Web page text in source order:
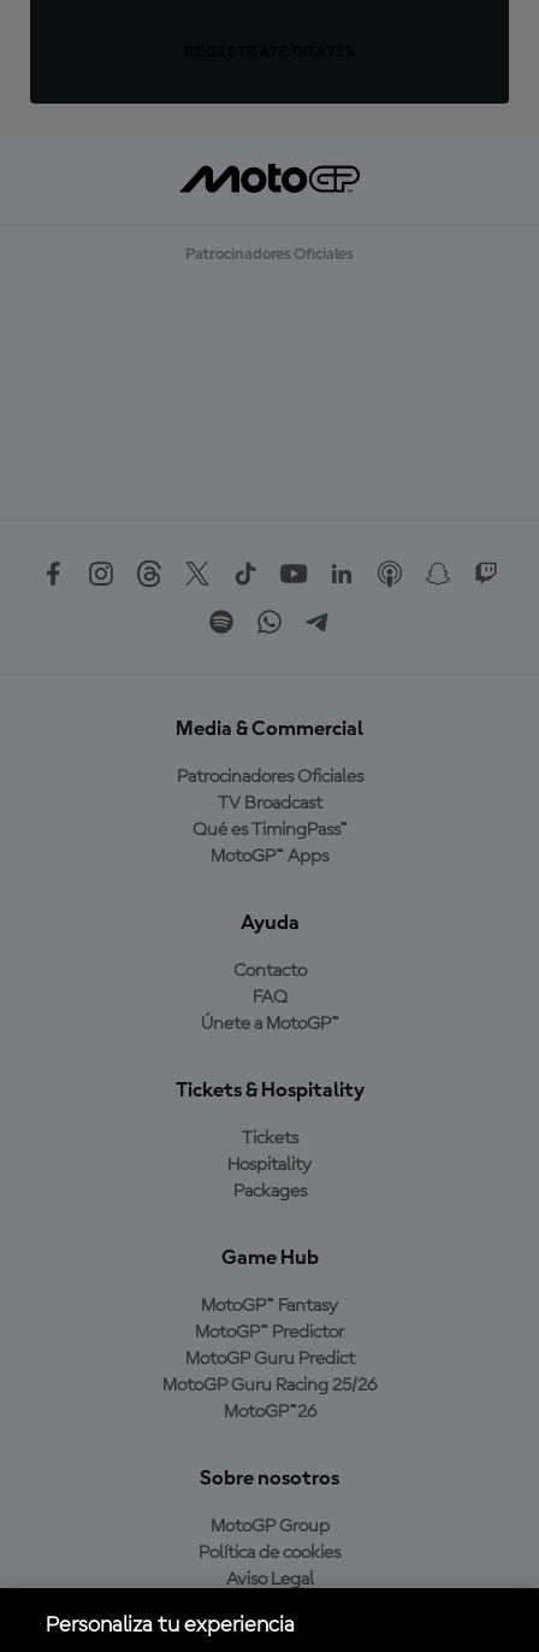
Patrocinadores Oficiales
Media & Commercial
Patrocinadores Oficiales
TV Broadcast
Qué es TimingPass™
MotoGP™ Apps
Ayuda
Contacto
FAQ
Únete a MotoGP™
Tickets & Hospitality
Tickets
Hospitality
Packages
Game Hub
MotoGP™ Fantasy
MotoGP™ Predictor
MotoGP Guru Predict
MotoGP Guru Racing 25/26
MotoGP™26
Sobre nosotros
MotoGP Group
Política de cookies
Aviso Legal
Política de compra
Personaliza tu experiencia